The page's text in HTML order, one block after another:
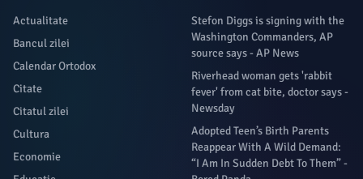
Actualitate
Bancul zilei
Calendar Ortodox
Citate
Citatul zilei
Cultura
Economie
Stefon Diggs is signing with the
Washington Commanders, AP
source says - AP News
Riverhead woman gets 'rabbit
fever' from cat bite, doctor says -
Newsday
Adopted Teen’s Birth Parents
Reappear With A Wild Demand:
“I Am In Sudden Debt To Them” -